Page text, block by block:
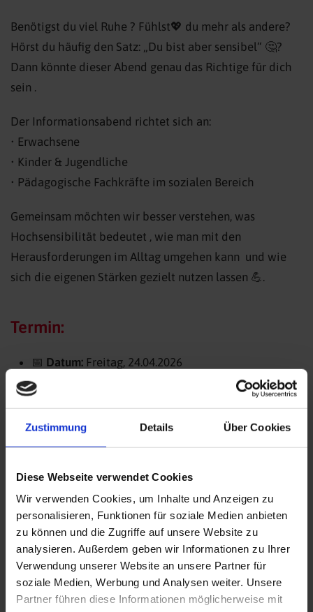
Zustimmung Details Über Cookies
Diese Webseite verwendet Cookies
Wir verwenden Cookies, um Inhalte und Anzeigen zu
personalisieren, Funktionen für soziale Medien anbieten
zu können und die Zugriffe auf unsere Website zu
analysieren. Außerdem geben wir Informationen zu Ihrer
Verwendung unserer Website an unsere Partner für
soziale Medien, Werbung und Analysen weiter. Unsere
Partner führen diese Informationen möglicherweise mit
Benötigst du viel Ruhe ? Fühlst💖 du mehr als andere?
Hörst du häufig den Satz: „Du bist aber sensibel“ 🤔?
Dann könnte dieser Abend genau das Richtige für dich
sein .
Der Informationsabend richtet sich an:
• Erwachsene
• Kinder & Jugendliche
• Pädagogische Fachkräfte im sozialen Bereich
Gemeinsam möchten wir besser verstehen, was
Hochsensibilität bedeutet , wie man mit den
Herausforderungen im Alltag umgehen kann und wie
sich die eigenen Stärken gezielt nutzen lassen 💪.
Termin:
📅 Datum: Freitag, 24.04.2026
⏰
📍Ort:Mehrgenerationenhaus , Josef-Schmitt-
Straße 26a, 97922 Lauda-Königshofen
Eintritt frei – Spenden willkommen 💌
Anmeldung unter:
Heike Scheel, Tel. 09343 501-5952 (Leiterin
Familienzentrum Lauda-Königshofen)
Melanie Dressler, Tel. 0170 9901737 (zertifizierter Coach